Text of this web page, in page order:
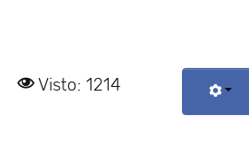
Visto: 1214